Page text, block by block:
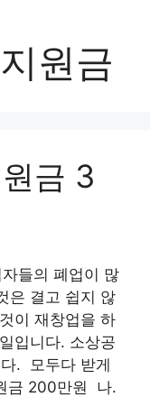
원금
금 3
들의 폐업이 많
은 결고 쉽지 않
이 재창업을 하
입니다. 소상공
. 모두다 받게
금 200만원 나.